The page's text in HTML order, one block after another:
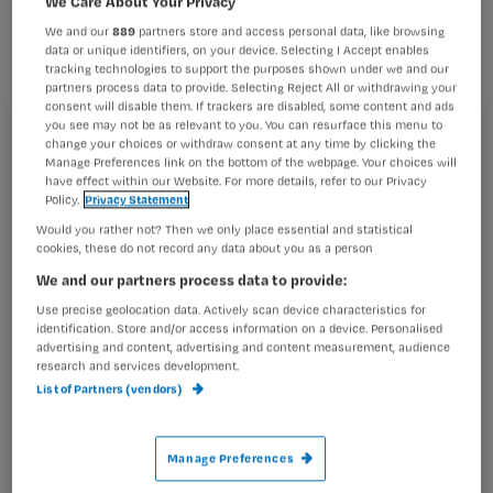
Registreren
Wil je dit artikel lezen?
Maak gratis een account aan en lees 2
artikelen gratis per maand
Al een account of abonnement?Log dan in
Wat
het algemeen goed. Wel moet er meer
aandacht komen voor
symptoombestrijding en voor minder
goed observeerbare psychosociale
aspecten. Dat blijkt uit
promotieonderzoek van Hella Brandt,
die op 17 januari promoveert
We and our889 partners store and access personal data, like browsing
data or unique identifiers, on your device. Selecting I Accept enables
tracking technologies to support the purposes shown under we and our
partners process data to provide. Selecting Reject All or withdrawing your
consent will disable them. If trackers are disabled, some content and ads
you see may not be as relevant to you. You can resurface this menu to
change your choices or withdraw consent at any time by clicking the
Manage Preferences link on the bottom of the webpage. Your choices will
have effect within our Website. For more details, refer to our Privacy
Policy. Privacy Statement
Would you rather not? Then we only place essential and statistical
cookies, these do not record any data about you as a person
We and our partners process data to provide:
Use precise geolocation data. Actively scan device characteristics for
identification. Store and/or access information on a device. Personalised
advertising and content, advertising and content measurement, audience
research and services development.
List of Partners (vendors)
Manage Preferences